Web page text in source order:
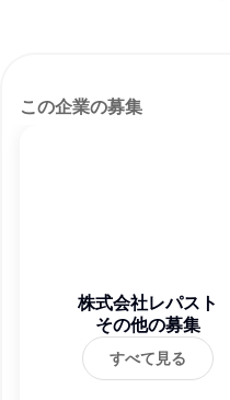
この企業の募集
株式会社レパスト
その他の募集
すべて見る